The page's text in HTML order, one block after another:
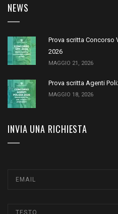
NEWS
Prova scritta Concorso
2026
MAGGIO 21, 2026
Prova scritta Agenti
MAGGIO 18, 2026
INVIA UNA RICHIESTA